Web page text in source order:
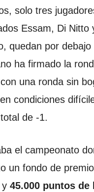
solo tres
Essam, Di Nitto
quedan por debajo
ha firmado la
una ronda sin
en condiciones
de -1.
el campeonato
un fondo de
y 45.000 puntos de